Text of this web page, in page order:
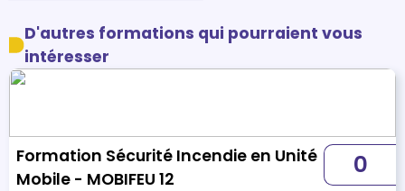
D'autres formations qui pourraient vous
intéresser
Formation Sécurité Incendie en Unité
Mobile - MOBIFEU 12
0